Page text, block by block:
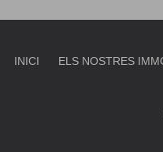
INICI ELS NOSTRES